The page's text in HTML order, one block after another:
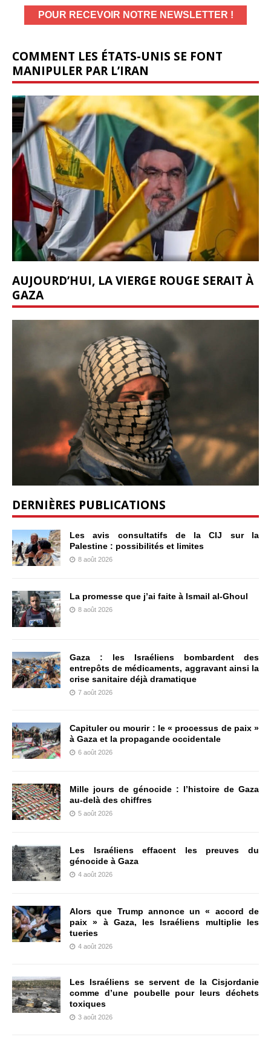
COMMENT LES ÉTATS-UNIS SE FONT
MANIPULER PAR L’IRAN
AUJOURD’HUI, LA VIERGE ROUGE SERAIT À
GAZA
DERNIÈRES PUBLICATIONS
Les avis consultatifs de la CIJ sur la
Palestine : possibilités et limites
8 août 2026
La promesse que j’ai faite à Ismail al-Ghoul
8 août 2026
Gaza : les Israéliens bombardent des
entrepôts de médicaments, aggravant ainsi la
crise sanitaire déjà dramatique
7 août 2026
Capituler ou mourir : le « processus de paix »
à Gaza et la propagande occidentale
6 août 2026
Mille jours de génocide : l’histoire de Gaza
au-delà des chiffres
5 août 2026
Les Israéliens effacent les preuves du
génocide à Gaza
4 août 2026
Alors que Trump annonce un « accord de
paix » à Gaza, les Israéliens multiplie les
tueries
4 août 2026
Les Israéliens se servent de la Cisjordanie
comme d’une poubelle pour leurs déchets
toxiques
3 août 2026